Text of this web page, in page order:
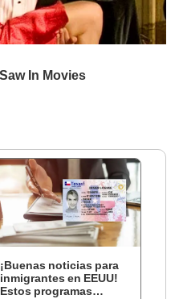
¡Buenas noticias para
inmigrantes en EEUU!
Estos programas